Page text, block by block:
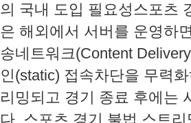
의 국내 도입 필요성스포츠
은 해외에서 서버를 운영하
송네트워크(Content
인(static) 접속차단을 무력
리밍되고 경기 종료 후에는
다. 스포츠 경기 불법 스트